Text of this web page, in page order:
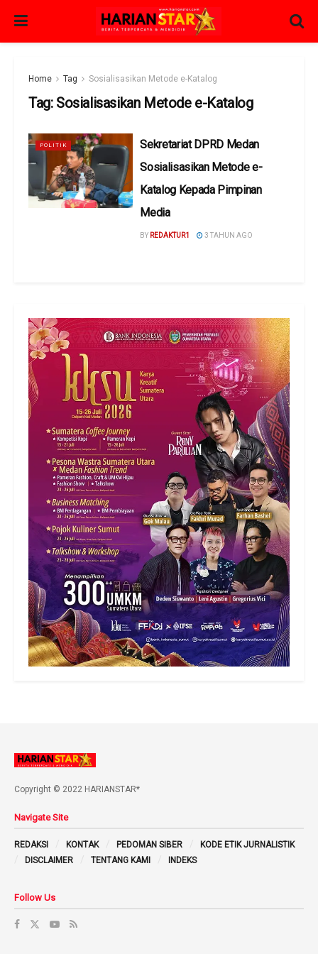
Home Tag Sosialisasikan Metode e-Katalog
Tag: Sosialisasikan Metode e-Katalog
POLITIK
Sekretariat DPRD Medan
Sosialisasikan Metode e-
Katalog Kepada Pimpinan
Media
BY REDAKTUR1 3 TAHUN AGO
Copyright © 2022 HARIANSTAR*
Navigate Site
REDAKSI KONTAK PEDOMAN SIBER
KODE ETIK JURNALISTIK
DISCLAIMER
TENTANG KAMI INDEKS
Follow Us